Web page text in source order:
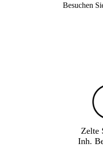
Besuchen
Zelte
Inh.